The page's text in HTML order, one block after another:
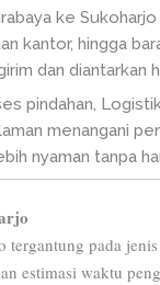
ke
kantor, hingga
dan diantarkan
pindahan,
menangani
nyaman tanpa
tergantung pada
estimasi waktu